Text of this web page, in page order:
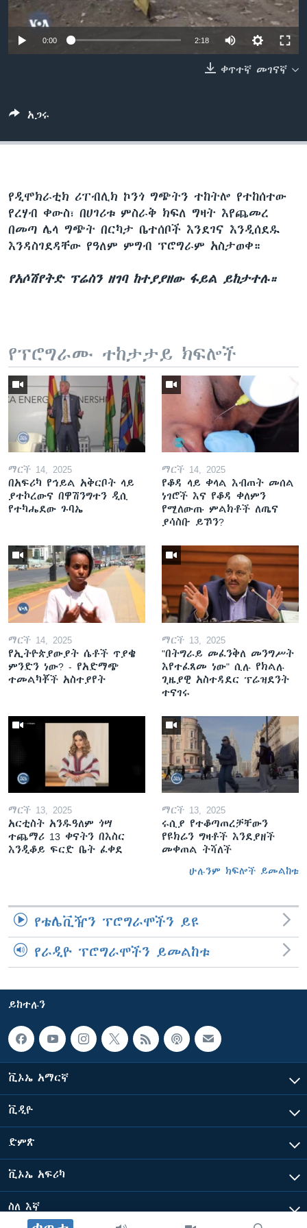
0:00 2:18
ቀጥተኛ መገናኛ
አጋሩ
የዲሞክራቲክ ሪፐብሊክ ኮንጎ ግጭትን ተከትሎ የተከሰተው
የረሃብ ቀውስ፣ በሀገሪቱ ምስራቅ ክፍለ ግዛት እየጨመረ
በመጣ ሌላ ግጭት በርካታ ቤተሰቦች እንደገና እንዲሰደዱ
እንዳስገደዳቸው የዓለም ምግብ ፕሮግራም አስታወቀ።
የአሶሽየትድ ፕሬስን ዘገባ ከተያያዘው ፋይል ይከታተሉ።
የፕሮግራሙ ተከታታይ ክፍሎች
ማርች 14, 2025
በአፍሪካ የኅይል አቅርቦት ላይ
ያተኮረውና በዋሽንግተን ዲሲ
የተካሔደው ጉባኤ
ማርች 14, 2025
የቆዳ ላይ ቀላል እብጠት መሰል
ነገሮች እና የቆዳ ቀለምን
የሚለውጡ ምልክቶች ለጤና
ያሳስቡ ይኾን?
ማርች 14, 2025
የኢትዮጵያውያት ሴቶች ጥያቄ
ምንድን ነው? - የአድማጭ
ተመልካቾች አስተያየት
ማርች 13, 2025
"በትግራይ መፈንቅለ መንግሥት
እየተፈጸመ ነው" ሲሉ የክልሉ
ጊዜያዊ አስተዳደር ፕሬዝደንት
ተናገሩ
ማርች 13, 2025
አርቲስት አንዱዓለም ጎሣ
ተጨማሪ 13 ቀናትን በእስር
እንዲቆይ ፍርድ ቤት ፈቀደ
ማርች 13, 2025
ሩሲያ የተቆጣጠረቻቸውን
የዩክሬን ግዛቶች እንደያዘች
መቀጠል ትሻለች
ሁሉንም ክፍሎች ይመልከቱ
የቴሌቪዥን ፕሮግራሞችን ይዩ
የራዲዮ ፕሮግራሞችን ይመልከቱ
ይከተሉን
ቪኦኤ አማርኛ
ቪዲዮ
ድምጽ
ቪኦኤ አፍሪካ
ስለ እኛ